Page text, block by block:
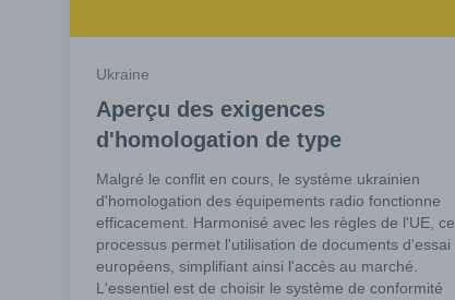
Ukraine
Aperçu des exigences
d'homologation de type
Malgré le conflit en cours, le système ukrainien
d'homologation des équipements radio fonctionne
efficacement. Harmonisé avec les règles de l'UE, ce
processus permet l'utilisation de documents d'essai
européens, simplifiant ainsi l'accès au marché.
L'essentiel est de choisir le système de conformité